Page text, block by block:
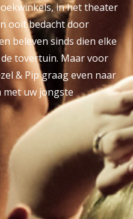
in het theater
ooit bedacht door
beleven sinds dien elke
tovertuin. Maar voor
& Pip graag even naar
met uw jongste